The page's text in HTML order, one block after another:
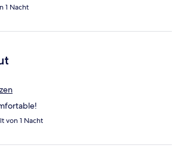
1 Nacht
von 1 Nacht